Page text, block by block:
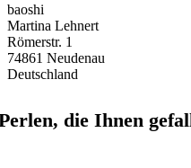
baoshi
Martina Lehnert
Römerstr. 1
74861 Neudenau
Deutschland
die Ihnen